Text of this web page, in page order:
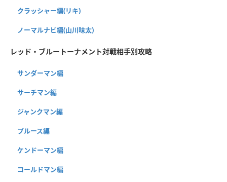
クラッシャー編(リキ)
ノーマルナビ編(山川味太)
レッド・ブルートーナメント対戦相手別攻略
サンダーマン編
サーチマン編
ジャンクマン編
ブルース編
ケンドーマン編
コールドマン編